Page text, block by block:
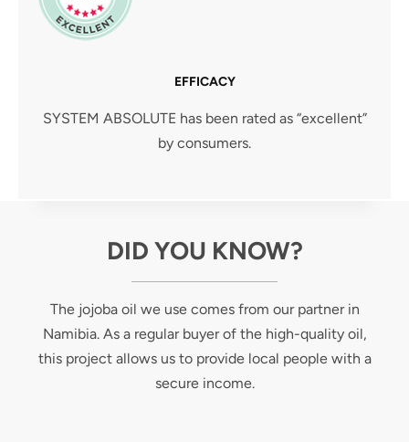
EFFICACY
SYSTEM ABSOLUTE has been rated as “excellent”
by consumers.
DID YOU KNOW?
The jojoba oil we use comes from our partner in
Namibia. As a regular buyer of the high-quality oil,
this project allows us to provide local people with a
secure income.